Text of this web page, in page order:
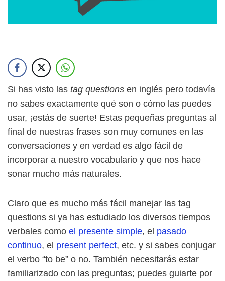
Si has visto las tag questions en inglés pero todavía
no sabes exactamente qué son o cómo las puedes
usar, ¡estás de suerte! Estas pequeñas preguntas al
final de nuestras frases son muy comunes en las
conversaciones y en verdad es algo fácil de
incorporar a nuestro vocabulario y que nos hace
sonar mucho más naturales.
Claro que es mucho más fácil manejar las tag
questions si ya has estudiado los diversos tiempos
verbales como el presente simple, el pasado
continuo, el present perfect, etc. y si sabes conjugar
el verbo “to be” o no. También necesitarás estar
familiarizado con las preguntas; puedes guiarte por